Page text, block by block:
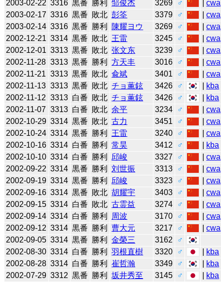
2003-02-22 3316 黒番 勝利 邹俊杰 3269 ♂ |cwa
2003-02-17 3316 黒番 敗北 彭筌 3379 ♂ |cwa
2003-02-14 3316 黒番 勝利 陳耀ヨウ 3269 ♂ |cwa
2002-12-21 3314 黒番 敗北 王雷 3245 ♂ |cwa
2002-12-01 3313 黒番 敗北 张文东 3239 ♂ |cwa
2002-11-28 3313 黒番 勝利 方天丰 3016 ♂ |cwa
2002-11-21 3313 黒番 敗北 兪斌 3401 ♂ |cwa
2002-11-13 3313 黒番 敗北 チョ薫鉉 3426 ♂ kba
2002-11-12 3313 白番 敗北 チョ薫鉉 3426 ♂ kba
2002-11-07 3313 白番 敗北 余平 3234 ♂ |cwa
2002-10-29 3314 黒番 敗北 古力 3451 ♂ |cwa
2002-10-24 3314 黒番 勝利 王雷 3240 ♂ |cwa
2002-10-16 3314 白番 勝利 常昊 3412 ♂ kba
2002-10-10 3314 白番 勝利 邱峻 3327 ♂ |cwa
2002-09-22 3314 黒番 勝利 刘世振 3313 ♂ |cwa
2002-09-19 3314 黒番 勝利 邱峻 3323 ♂ |cwa
2002-09-16 3314 黒番 敗北 胡耀宇 3403 ♂ |cwa
2002-09-15 3314 白番 敗北 古霊益 3274 ♂ |cwa
2002-09-14 3314 白番 勝利 周波 3170 ♂ |cwa
2002-09-12 3314 黒番 勝利 曹大元 3217 ♂ |cwa
2002-09-05 3314 黒番 勝利 金榮三 3162
♂
2002-08-30 3314 白番 勝利 羽根直樹 3320 ♂ kba
2002-08-28 3314 白番 勝利 崔哲瀚 3349 ♂ kba
2002-07-29 3312 黒番 勝利 坂井秀至 3145 ♂ kba